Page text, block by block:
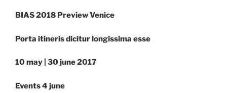
BIAS 2018 Preview Venice
Porta itineris dicitur longissima esse
10 may | 30 june 2017
Events 4 june